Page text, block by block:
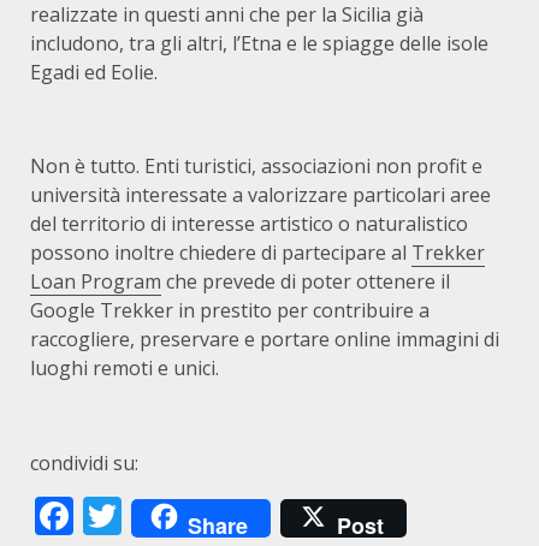
realizzate in questi anni che per la Sicilia già
includono, tra gli altri, l’Etna e le spiagge delle isole
Egadi ed Eolie.
Non è tutto. Enti turistici, associazioni non profit e
università interessate a valorizzare particolari aree
del territorio di interesse artistico o naturalistico
possono inoltre chiedere di partecipare al Trekker
Loan Program che prevede di poter ottenere il
Google Trekker in prestito per contribuire a
raccogliere, preservare e portare online immagini di
luoghi remoti e unici.
condividi su:
Facebook
Twitter
Share Post